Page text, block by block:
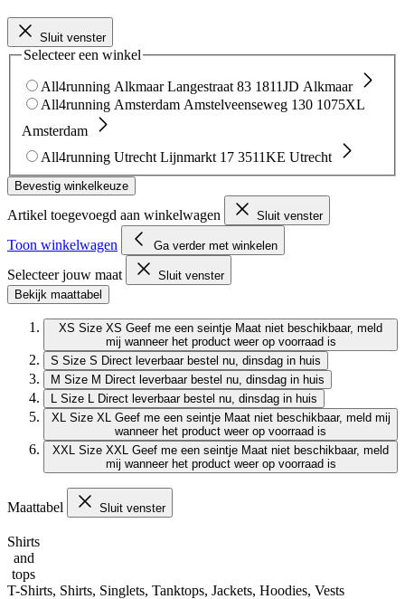
Sluit venster
Selecteer een winkel
All4running Alkmaar Langestraat 83 1811JD Alkmaar
All4running Amsterdam Amstelveenseweg 130 1075XL
Amsterdam
All4running Utrecht Lijnmarkt 17 3511KE Utrecht
Bevestig winkelkeuze
Artikel toegevoegd aan winkelwagen Sluit venster
Toon winkelwagen Ga verder met winkelen
Selecteer jouw maat
Sluit venster
Bekijk maattabel
XS Size XS Geef me een seintje Maat niet beschikbaar, meld
mij wanneer het product weer op voorraad is
S Size S Direct leverbaar bestel nu, dinsdag in huis
M Size M Direct leverbaar bestel nu, dinsdag in huis
Size L Direct leverbaar bestel nu, dinsdag in huis
XL
Size XL Geef me een seintje Maat niet beschikbaar, meld mij
wanneer het product weer op voorraad is
XXL
Size XXL Geef me een seintje Maat niet beschikbaar, meld
mij wanneer het product weer op voorraad is
Maattabel Sluit venster
Shirts
and
tops
T-Shirts, Shirts, Singlets, Tanktops, Jackets, Hoodies, Vests